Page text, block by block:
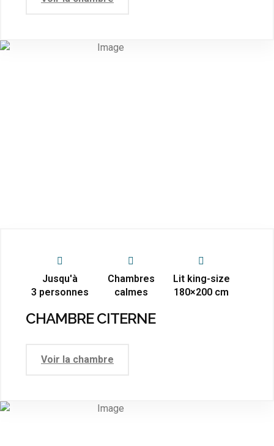
Jusqu'à
3 personnes
Chambres
calmes
Lit king-size
180×200 cm
CHAMBRE CITERNE
Voir la chambre